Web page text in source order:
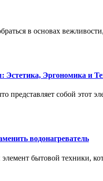
в основах
Эстетика, Эргономика и
представляет собой этот
водонагреватель
бытовой техники,